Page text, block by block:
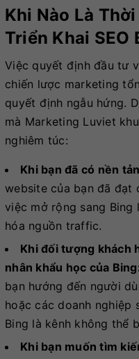
Khi Nào Là
Triển Khai SEO
Việc quyết định đầu tư
chiến lược marketing
quyết định ngẫu hứng.
mà Marketing Luviet
nghiêm túc:
Khi bạn đã có nền
website của bạn đã đạt
việc mở rộng sang
hóa nguồn traffic.
Khi đối tượng khách
nhân khẩu học của
bạn hướng đến người
hoặc các doanh nghiệp
Bing là kênh không thể
Khi bạn muốn tìm